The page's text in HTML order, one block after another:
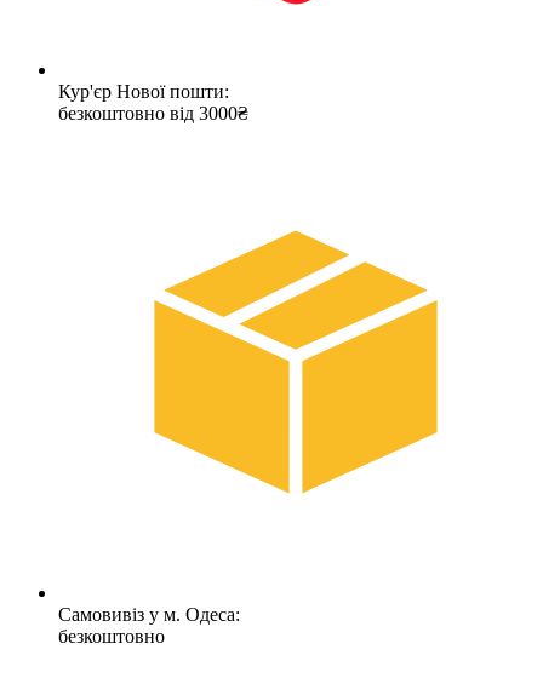
Кур'єр Нової пошти:
безкоштовно від 3000₴
Самовивіз у м. Одеса:
безкоштовно